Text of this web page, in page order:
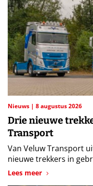
Nieuws 8 augustus 2026
Drie nieuwe
Transport
Van Veluw Transport
nieuwe trekkers in
Lees meer